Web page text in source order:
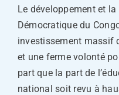
Le développement et
Démocratique du
investissement massif
et une ferme volonté
part que la part de
national soit revu à